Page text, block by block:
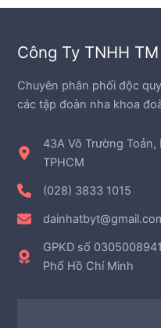
chọn
trang
sản
Công Ty TNHH
Chuyên phân phối độc
các tập đoàn nha khoa
43A Võ Trường
TPHCM
(028) 3833 1015
GPKD số
Phố Hồ Chí Minh